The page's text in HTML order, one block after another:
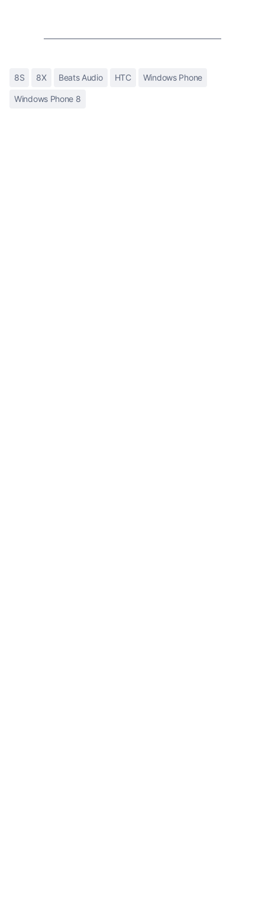
8S 8X Beats Audio HTC Windows Phone
Windows Phone 8